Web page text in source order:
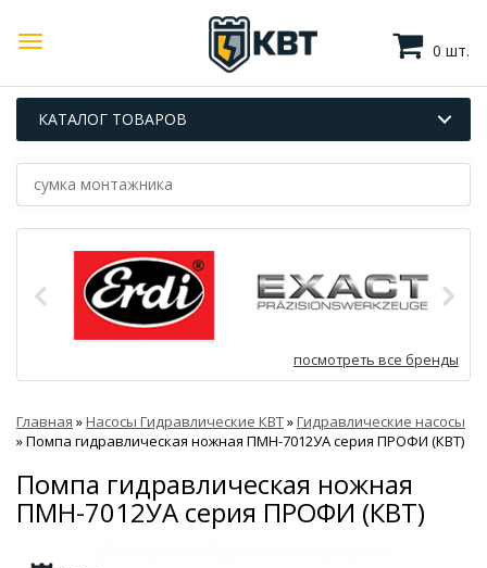
0 шт.
КАТАЛОГ ТОВАРОВ
посмотреть все бренды
Главная »Насосы Гидравлические КВТ»Гидравлические насосы
»Помпа гидравлическая ножная ПМН-7012УА серия ПРОФИ (КВТ)
Помпа гидравлическая ножная
ПМН-7012УА серия ПРОФИ (КВТ)